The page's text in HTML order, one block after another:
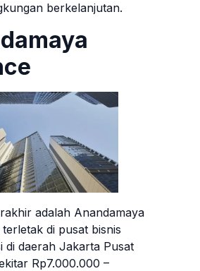
berkelanjutan.
adalah Anandamaya
di pusat bisnis
di daerah Jakarta Pusat
Rp7.000.000 –